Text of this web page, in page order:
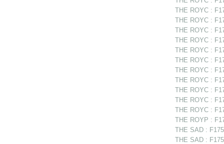
THE ROYC :
THE ROYC :
THE ROYC :
THE ROYC :
THE ROYC :
THE ROYC :
THE ROYC :
THE ROYC :
THE ROYC :
THE ROYC :
THE ROYC :
THE ROYP :
THE SAD :
THE SAD :